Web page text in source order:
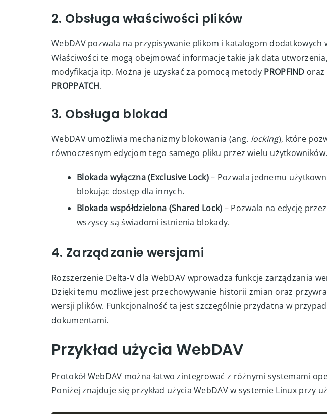
2. Obsługa właściwości plików
WebDAV pozwala na przypisywanie plikom i katalogom dodatkowych
Właściwości te mogą obejmować informacje takie jak data
modyfikacja itp. Można je uzyskać za pomocą metody PROPFIND oraz
PROPPATCH.
3. Obsługa blokad
WebDAV umożliwia mechanizmy blokowania (ang. locking), które
równoczesnym edycjom tego samego pliku przez wielu
Blokada wyłączna (Exclusive Lock)– Pozwala jednemu
blokując dostęp dla innych.
Blokada współdzielona (Shared Lock) – Pozwala na edycję
wszyscy są świadomi istnienia blokady.
4. Zarządzanie wersjami
Rozszerzenie Delta-V dla WebDAV wprowadza funkcje zarządzania
Dzięki temu możliwe jest przechowywanie historii zmian oraz
wersji plików. Funkcjonalność ta jest szczególnie przydatna w
dokumentami.
Przykład użycia WebDAV
Protokół WebDAV można łatwo zintegrować z różnymi systemami
Poniżej znajduje się przykład użycia WebDAV w systemie Linux przy